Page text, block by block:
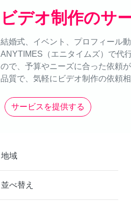
ビデオ制作のサ
結婚式、イベント、プロフィール
ANYTIMES（エニタイムズ）で代
ので、予算やニーズに合った依頼
品質で、気軽にビデオ制作の依頼
サービスを提供する
地域
並べ替え